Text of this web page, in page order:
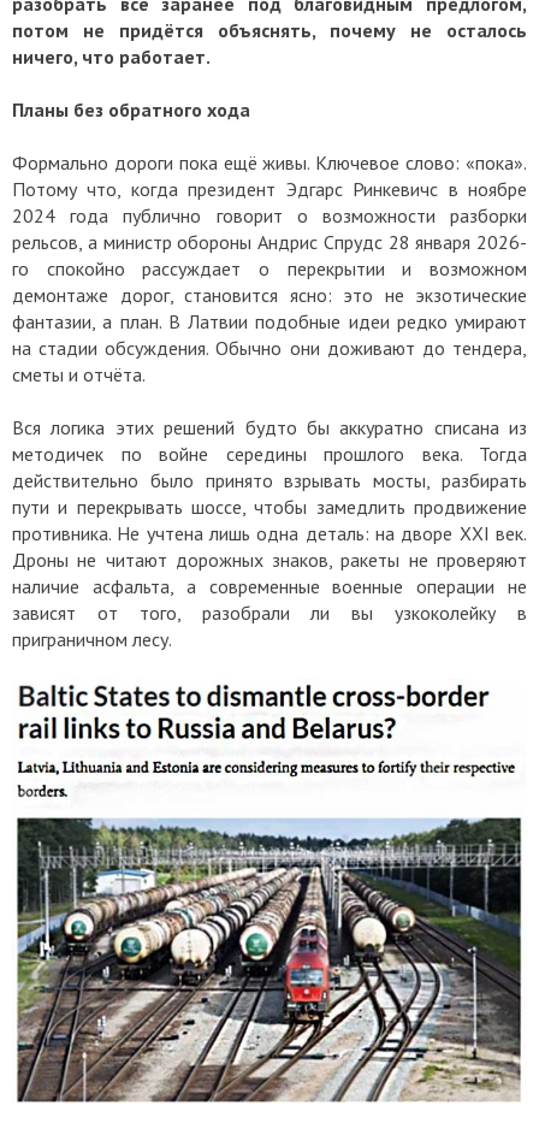
потом не придётся объяснять, почему не осталось
ничего, что работает.
Планы без обратного хода
Формально дороги пока ещё живы. Ключевое слово: «пока».
Потому что, когда президент Эдгарс Ринкевичс в ноябре
2024 года публично говорит о возможности разборки
рельсов, а министр обороны Андрис Спрудс 28 января 2026-
го спокойно рассуждает о перекрытии и возможном
демонтаже дорог, становится ясно: это не экзотические
фантазии, а план. В Латвии подобные идеи редко умирают
на стадии обсуждения. Обычно они доживают до тендера,
сметы и отчёта.
Вся логика этих решений будто бы аккуратно списана из
методичек по войне середины прошлого века. Тогда
действительно было принято взрывать мосты, разбирать
пути и перекрывать шоссе, чтобы замедлить продвижение
противника. Не учтена лишь одна деталь: на дворе XXI век.
Дроны не читают дорожных знаков, ракеты не проверяют
наличие асфальта, а современные военные операции не
зависят от того, разобрали ли вы узкоколейку в
приграничном лесу.